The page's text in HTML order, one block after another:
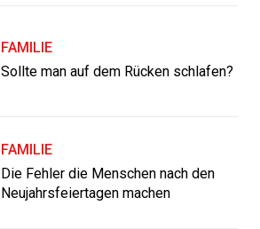
FAMILIE
Sollte man auf dem Rücken schlafen?
FAMILIE
Die Fehler die Menschen nach den
Neujahrsfeiertagen machen